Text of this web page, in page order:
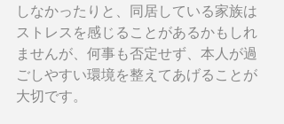
しなかったりと、同居している家族は
ストレスを感じることがあるかもしれ
ませんが、何事も否定せず、本人が過
ごしやすい環境を整えてあげることが
大切です。